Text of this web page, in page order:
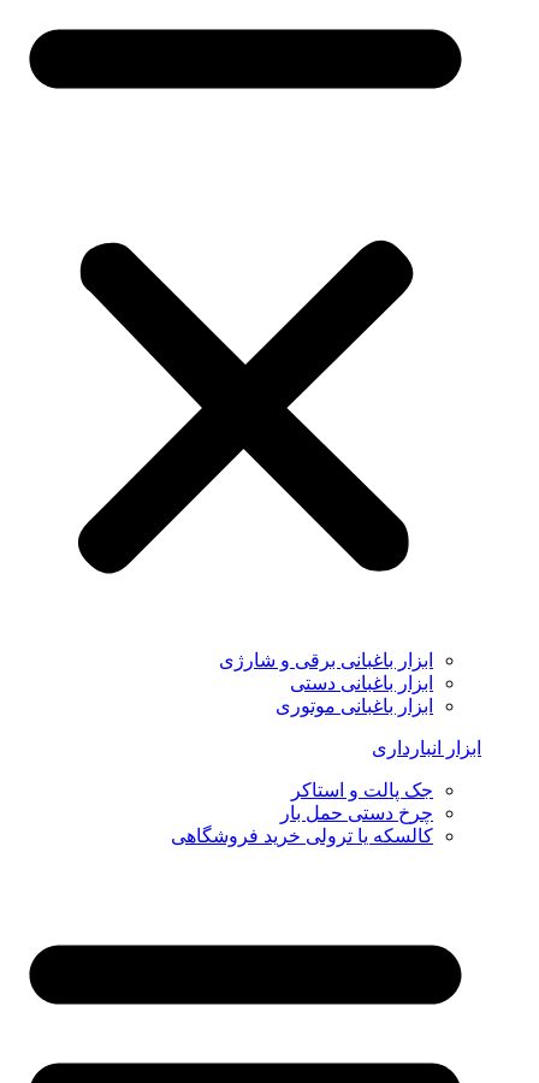
ابزار باغبانی برقی و شارژی
ابزار باغبانی دستی
ابزار باغبانی موتوری
ابزار انبارداری
جک پالت و استاکر
چرخ دستی حمل بار
کالسکه یا ترولی خرید فروشگاهی